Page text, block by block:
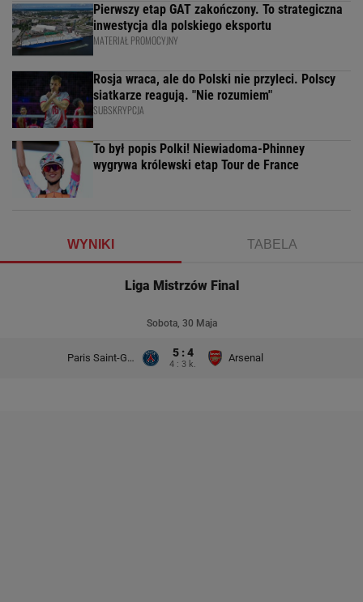
Pierwszy etap GAT zakończony. To strategiczna
inwestycja dla polskiego eksportu
MATERIAŁ PROMOCYJNY
Rosja wraca, ale do Polski nie przyleci. Polscy
siatkarze reagują. "Nie rozumiem"
SUBSKRYPCJA
To był popis Polki! Niewiadoma-Phinney
wygrywa królewski etap Tour de France
WYNIKI TABELA
Liga Mistrzów Final
Sobota, 30 Maja
Paris Saint-Germain 5 : 4
4 : 3 k.
Arsenal